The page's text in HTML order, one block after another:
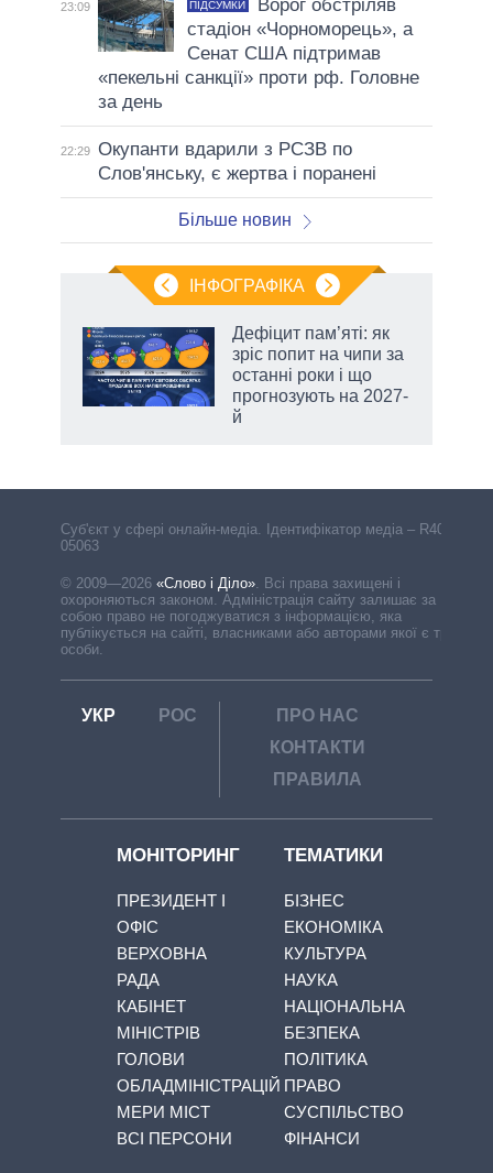
23:09 ПІДСУМКИ
Ворог обстріляв
стадіон «Чорноморець», а
Сенат США підтримав
«пекельні санкції» проти рф. Головне
за день
22:29 Окупанти вдарили з РСЗВ по
Слов'янську, є жертва і поранені
Більше новин
ІНФОГРАФІКА
Дефіцит пам’яті: як
зріс попит на чипи за
останні роки і що
прогнозують на 2027-
й
Cуб'єкт у сфері онлайн-медіа. Ідентифікатор медіа – R40-
05063
© 2009—2026 «Слово і Діло». Всі права захищені і
охороняються законом. Адміністрація сайту залишає за
собою право не погоджуватися з інформацією, яка
публікується на сайті, власниками або авторами якої є треті
особи.
УКР РОС
ПРО НАС
КОНТАКТИ
ПРАВИЛА
МОНІТОРИНГ
ПРЕЗИДЕНТ І
ОФІС
ВЕРХОВНА
РАДА
КАБІНЕТ
МІНІСТРІВ
ГОЛОВИ
ОБЛАДМІНІСТРАЦІЙ
МЕРИ МІСТ
ВСІ ПЕРСОНИ
ТЕМАТИКИ
БІЗНЕС
ЕКОНОМІКА
КУЛЬТУРА
НАУКА
НАЦІОНАЛЬНА
БЕЗПЕКА
ПОЛІТИКА
ПРАВО
СУСПІЛЬСТВО
ФІНАНСИ